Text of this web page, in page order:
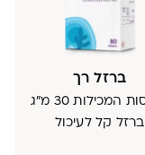
ברזל רך
כמוסות המכילות 30 מ"ג
ברזל קל לעיכול